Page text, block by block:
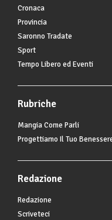
Cronaca
Provincia
Saronno Tradate
Sport
Tempo Libero ed Eventi
Rubriche
Mangia Come Parli
Progettiamo Il Tuo
Redazione
Redazione
Scriveteci